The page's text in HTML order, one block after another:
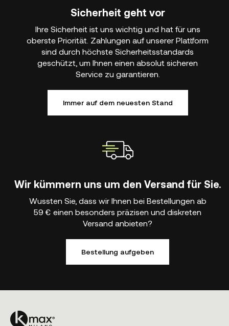
Sicherheit geht vor
Ihre Sicherheit ist uns wichtig und hat für uns
oberste Priorität. Zahlungen auf unserer Plattform
sind durch höchste Sicherheitsstandards
geschützt, um Ihnen einen absolut sicheren
Service zu garantieren.
Immer auf dem neuesten Stand
Wir kümmern uns um den Versand für Sie.
Wussten Sie, dass wir Ihnen bei Bestellungen ab
59 € einen besonders präzisen und diskreten
Versand anbieten?
Bestellung aufgeben